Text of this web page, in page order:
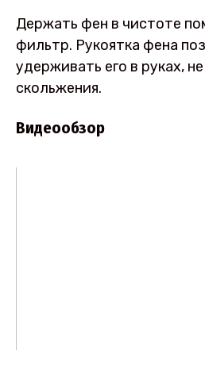
Держать фен в чистоте
фильтр. Рукоятка фена
удерживать его в руках,
скольжения.
Видеообзор